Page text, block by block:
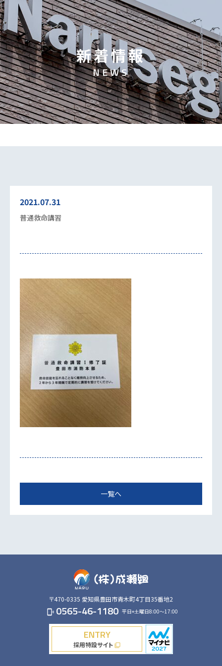
新着情報
NEWS
2021.07.31
普通救命講習
一覧へ
〒470-0335 愛知県豊田市青木町4丁目35番地2
phonelink_ring 0565-46-1180 平日+土曜日8:00～17:00
ENTRY
採用特設サイトfilter_none